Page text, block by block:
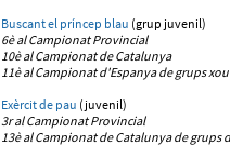
Buscant el príncep blau (grup juvenil)
6è al Campionat Provincial
10è al Campionat de Catalunya
11èal Campionat d'Espanyade grups
Exèrcit de pau (juvenil)
3r al Campionat Provincial
13è al Campionat de Catalunya de grups